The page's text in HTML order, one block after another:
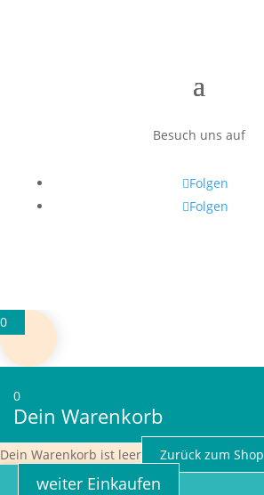
Besuch uns auf
Folgen
Folgen
0
0
Dein Warenkorb
Dein Warenkorb ist leer Zurück zum Shop
weiter Einkaufen